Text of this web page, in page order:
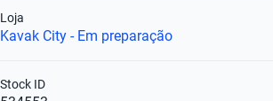
Kavak City - Em preparação
Loja
Stock ID